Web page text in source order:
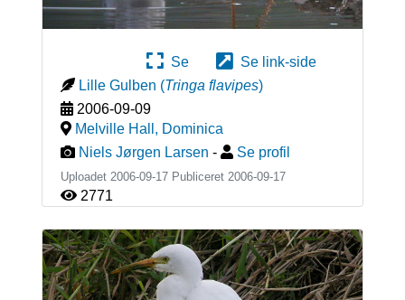
Se
Se link-side
Lille Gulben (Tringa flavipes)
2006-09-09
Melville Hall , Dominica
Niels Jørgen Larsen - Se profil
Uploadet 2006-09-17 Publiceret 2006-09-17
2771